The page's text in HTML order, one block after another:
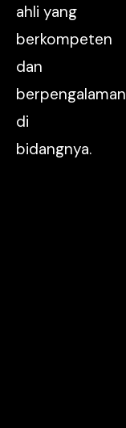
ahli yang
berkompeten
dan
berpengalaman
di
bidangnya.